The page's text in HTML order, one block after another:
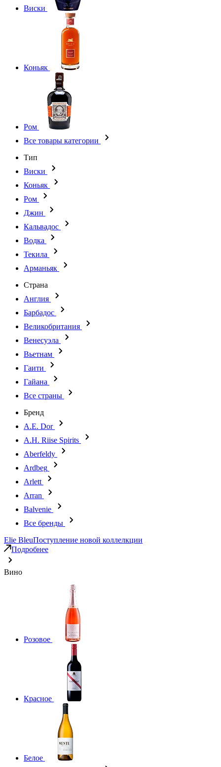
Виски
Коньяк
Ром
Все товары категории
Тип
Виски
Коньяк
Ром
Джин
Кальвадос
Водка
Текила
Арманьяк
Страна
Англия
Барбадос
Великобритания
Венесуэла
Вьетнам
Гаити
Гайана
Все страны
Бренд
A.E. Dor
A.H. Riise Spirits
Aberfeldy
Ardbeg
Arlett
Arran
Balvenie
Все бренды
Elie BleuПоступление новой коллелкции
Подробнее
Вино
Розовое
Красное
Белое